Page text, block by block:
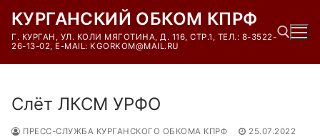
содержимому
КУРГАНСКИЙ ОБКОМ КПРФ
Г. КУРГАН, УЛ. КОЛИ МЯГОТИНА, Д. 116, СТР.1, ТЕЛ.: 8-3522-
26-13-02, E-MAIL: KGORKOM@MAIL.RU
Слёт ЛКСМ УРФО
ПРЕСС-СЛУЖБА КУРГАНСКОГО ОБКОМА КПРФ
25.07.2022